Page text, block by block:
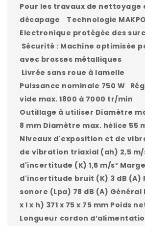
Pour les travaux de nettoyage
décapage Technologie
Electronique protégée des
Sécurité : Machine optimisée
avec brosses métalliques
Livrée sans roue à lamelle
Puissance nominale 750 W
vide max. 1800 à 7000 tr/min
Outillage à utiliser Diamètre
8 mm Diamètre max. hélice 55
Niveaux d'exposition et de
de vibration triaxial (ah) 2,5 m/
d'incertitude (K) 1,5 m/s² Marge
d'incertitude bruit (K) 3 dB (A)
sonore (Lpa) 78 dB (A) Général
x l x h) 371 x 75 x 75 mm Poids
Longueur cordon